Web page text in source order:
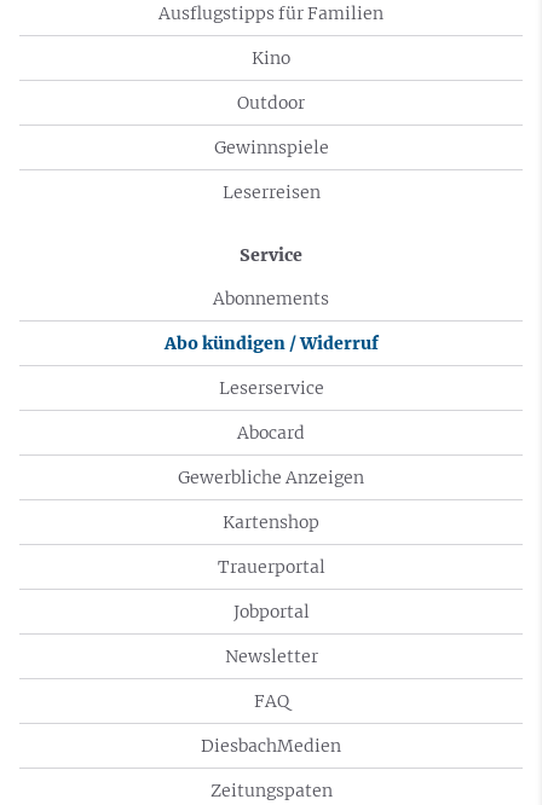
Ausflugstipps für Familien
Kino
Outdoor
Gewinnspiele
Leserreisen
Service
Abonnements
Abo kündigen / Widerruf
Leserservice
Abocard
Gewerbliche Anzeigen
Kartenshop
Trauerportal
Jobportal
Newsletter
FAQ
DiesbachMedien
Zeitungspaten